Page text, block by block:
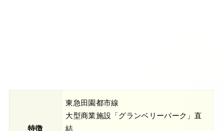
特徴
東急田園都市線
大型商業施設「グランベリーパーク」直
結